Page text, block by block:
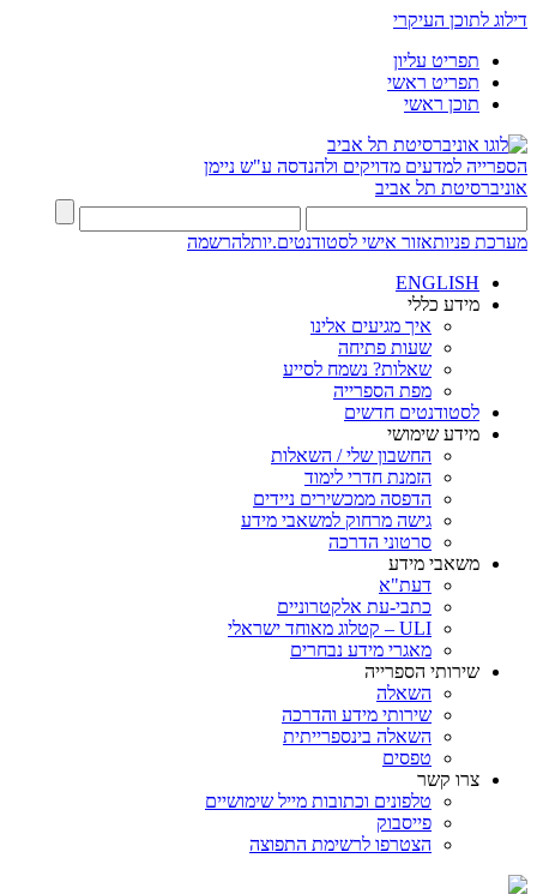
דילוג לתוכן העיקרי
תפריט עליון
תפריט ראשי
תוכן ראשי
הספרייה למדעים מדויקים ולהנדסה ע"ש ניימן
אוניברסיטת תל אביב
מערכת פניותאזור אישי לסטודנטים.יותלהרשמה
ENGLISH
מידע כללי
איך מגיעים אלינו
שעות פתיחה
שאלות? נשמח לסייע
מפת הספרייה
לסטודנטים חדשים
מידע שימושי
החשבון שלי / השאלות
הזמנת חדרי לימוד
הדפסה ממכשירים ניידים
גישה מרחוק למשאבי מידע
סרטוני הדרכה
משאבי מידע
דעת"א
כתבי-עת אלקטרוניים
ULI – קטלוג מאוחד ישראלי
מאגרי מידע נבחרים
שירותי הספרייה
השאלה
שירותי מידע והדרכה
השאלה בינספרייתית
טפסים
צרו קשר
טלפונים וכתובות מייל שימושיים
פייסבוק
הצטרפו לרשימת התפוצה